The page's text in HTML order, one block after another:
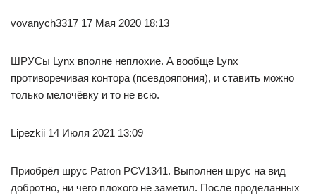
vovanych3317 17 Мая 2020 18:13
ШРУСы Lynx вполне неплохие. А вообще Lynx
противоречивая контора (псевдояпония), и ставить можно
только мелочёвку и то не всю.
Lipezkii 14 Июля 2021 13:09
Приобрёл шрус Patron PCV1341. Выполнен шрус на вид
добротно, ни чего плохого не заметил. После проделанных